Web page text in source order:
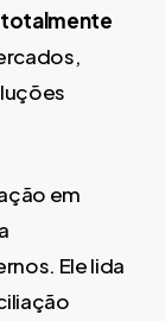
totalmente
em
Ele lida